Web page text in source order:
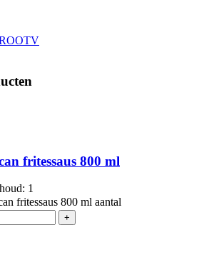
fritessaus 800 ml
1
fritessaus 800 ml aantal
+